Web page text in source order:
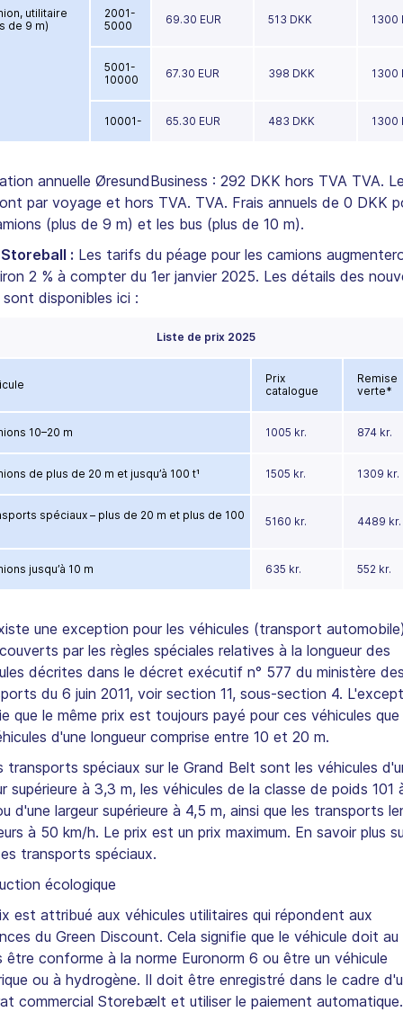
utilitaire
de 9 m)
2001-
5000
69.30 EUR 513 DKK 1300
5001-
10000
67.30 EUR 398 DKK 1300
10001- 65.30 EUR 483 DKK 1300
annuelle ØresundBusiness : 292 DKK hors TVA TVA.
par voyage et hors TVA. TVA. Frais annuels de 0 DKK
(plus de 9 m) et les bus (plus de 10 m).
: Les tarifs du péage pour les camions
2 % à compter du 1er janvier 2025. Les détails des
disponibles ici :
Liste de prix 2025
Prix
catalogue
Remise
verte*
10–20 m 1005 kr. 874 kr.
de plus de 20 m et jusqu’à 100 t¹ 1505 kr. 1309 kr.
spéciaux – plus de 20 m et plus de 100 5160 kr. 4489 kr.
jusqu’à 10 m 635 kr. 552 kr.
une exception pour les véhicules (transport
par les règles spéciales relatives à la longueur des
décrites dans le décret exécutif n° 577 du ministère
du 6 juin 2011, voir section 11, sous-section 4.
que le même prix est toujours payé pour ces véhicules que
d'une longueur comprise entre 10 et 20 m.
transports spéciaux sur le Grand Belt sont les véhicules
supérieure à 3,3 m, les véhicules de la classe de poids 101
d'une largeur supérieure à 4,5 m, ainsi que les transports
à 50 km/h. Le prix est un prix maximum. En savoir plus
transports spéciaux.
écologique
est attribué aux véhicules utilitaires qui répondent aux
du Green Discount. Cela signifie que le véhicule doit au
être conforme à la norme Euronorm 6 ou être un véhicule
ou à hydrogène. Il doit être enregistré dans le cadre
commercial Storebælt et utiliser le paiement automatique.